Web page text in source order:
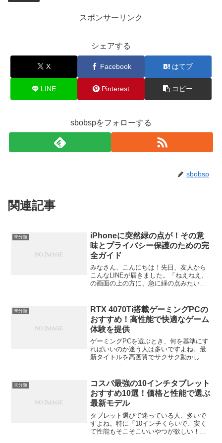
スポンサーリンク
シェアする
X Facebook はてブ
LINE Pinterest コピー
sbobspをフォローする
sbobsp
関連記事
未分類
iPhoneに突然緑の点が！その意
味とプライバシー保護のための完
全ガイド
みなさん、こんにちは！先日、友人から
こんなLINEが届きました。「ねえねえ、
の画面の上の方に、急に緑の点みたいな
る？！」確かに、見慣れない表示が突然
現れるとびっくりしますよね...
未分類
RTX 4070Ti搭載ゲーミングPCの
おすすめ！高性能で快適なゲーム
体験を提供
ゲーミングPCを選ぶとき、何を基準にす
ればいいのか迷う人は多いですよね。最
新タイトルを高画質でサクサク動かした
4070Ti」を搭載したゲーミングPCです。
今回は、この...
未分類
コスパ最強の10インチタブレット
おすすめ10選！価格と性能で選ぶ
最新モデル
タブレット選びで迷っている人、多いで
すよね。特に「10インチくらいで、安く
て性能もそこそこいいやつが欲しい！」